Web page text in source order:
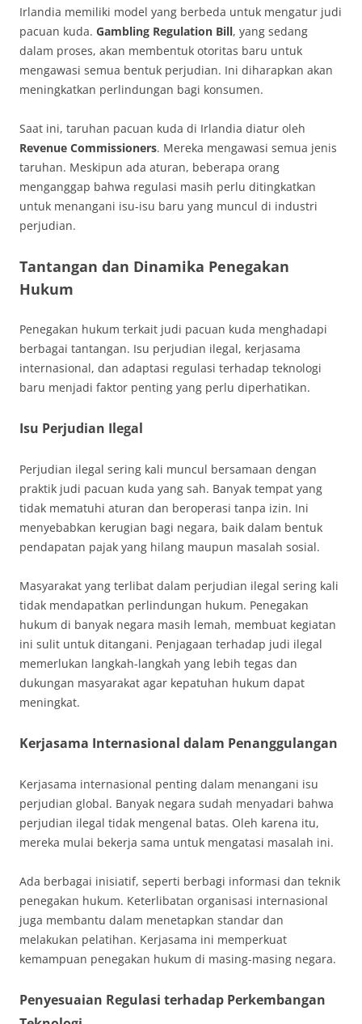
Irlandia memiliki model yang berbeda untuk mengatur judi
pacuan kuda. Gambling Regulation Bill, yang sedang
dalam proses, akan membentuk otoritas baru untuk
mengawasi semua bentuk perjudian. Ini diharapkan akan
meningkatkan perlindungan bagi konsumen.
Saat ini, taruhan pacuan kuda di Irlandia diatur oleh
Revenue Commissioners. Mereka mengawasi semua jenis
taruhan. Meskipun ada aturan, beberapa orang
menganggap bahwa regulasi masih perlu ditingkatkan
untuk menangani isu-isu baru yang muncul di industri
perjudian.
Tantangan dan Dinamika Penegakan
Hukum
Penegakan hukum terkait judi pacuan kuda menghadapi
berbagai tantangan. Isu perjudian ilegal, kerjasama
internasional, dan adaptasi regulasi terhadap teknologi
baru menjadi faktor penting yang perlu diperhatikan.
Isu Perjudian Ilegal
Perjudian ilegal sering kali muncul bersamaan dengan
praktik judi pacuan kuda yang sah. Banyak tempat yang
tidak mematuhi aturan dan beroperasi tanpa izin. Ini
menyebabkan kerugian bagi negara, baik dalam bentuk
pendapatan pajak yang hilang maupun masalah sosial.
Masyarakat yang terlibat dalam perjudian ilegal sering kali
tidak mendapatkan perlindungan hukum. Penegakan
hukum di banyak negara masih lemah, membuat kegiatan
ini sulit untuk ditangani. Penjagaan terhadap judi ilegal
memerlukan langkah-langkah yang lebih tegas dan
dukungan masyarakat agar kepatuhan hukum dapat
meningkat.
Kerjasama Internasional dalam Penanggulangan
Kerjasama internasional penting dalam menangani isu
perjudian global. Banyak negara sudah menyadari bahwa
perjudian ilegal tidak mengenal batas. Oleh karena itu,
mereka mulai bekerja sama untuk mengatasi masalah ini.
Ada berbagai inisiatif, seperti berbagi informasi dan teknik
penegakan hukum. Keterlibatan organisasi internasional
juga membantu dalam menetapkan standar dan
melakukan pelatihan. Kerjasama ini memperkuat
kemampuan penegakan hukum di masing-masing negara.
Penyesuaian Regulasi terhadap Perkembangan